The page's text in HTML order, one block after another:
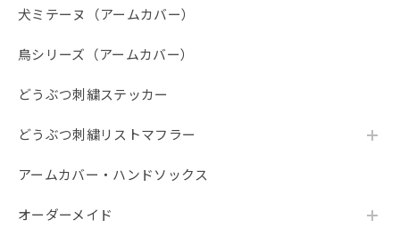
犬ミテーヌ（アームカバー）
鳥シリーズ（アームカバー）
どうぶつ刺繍ステッカー
どうぶつ刺繍リストマフラー
アームカバー・ハンドソックス
オーダーメイド